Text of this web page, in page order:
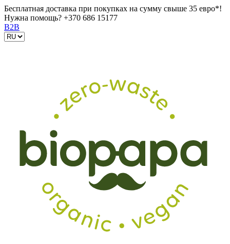
Бесплатная доставка при покупках на сумму свыше 35 евро*!
Нужна помощь? +370 686 15177
B2B